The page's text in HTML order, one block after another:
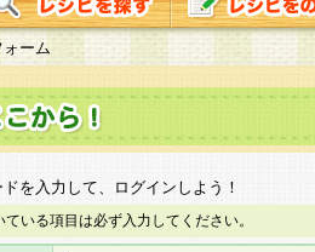
ーム
を入力して、ログインしよう！
ている項目は必ず入力してください。